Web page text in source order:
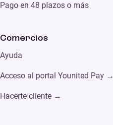
Pago en 48 plazos o más
Comercios
Ayuda
Acceso al portal Younited Pay →
Hacerte cliente →